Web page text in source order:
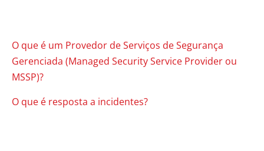
O que é um Provedor de Serviços de Segurança
Gerenciada (Managed Security Service Provider ou
MSSP)?
O que é resposta a incidentes?